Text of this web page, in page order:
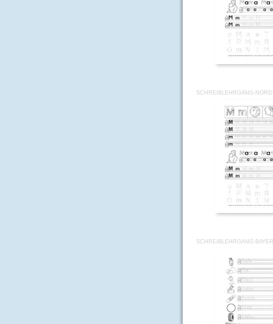
SCHREIBLEHRGANG-
SCHREIBLEHRGANG-